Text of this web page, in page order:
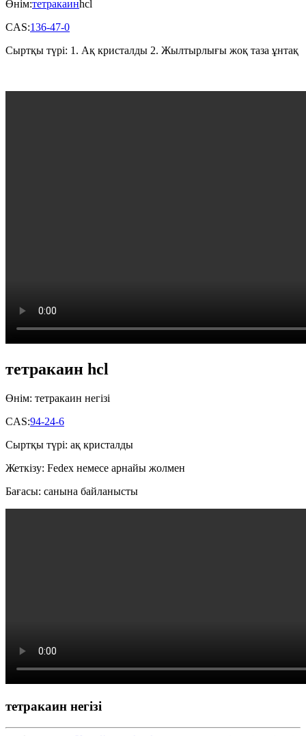
Өнім:тетракаинhcl
CAS:136-47-0
Сыртқы түрі: 1. Ақ кристалды 2. Жылтырлығы жоқ таза ұнтақ
тетракаин hcl
Өнім: тетракаин негізі
CAS:94-24-6
Сыртқы түрі: ақ кристалды
Жеткізу: Fedex немесе арнайы жолмен
Бағасы: санына байланысты
тетракаин негізі